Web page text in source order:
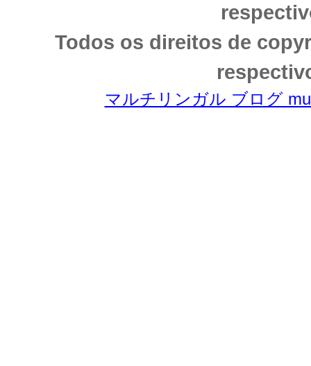
Todos os direitos de
マルチリンガル ブログ